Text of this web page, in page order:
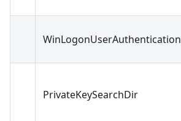
WinLogonUserAuthentication
PrivateKeySearchDir